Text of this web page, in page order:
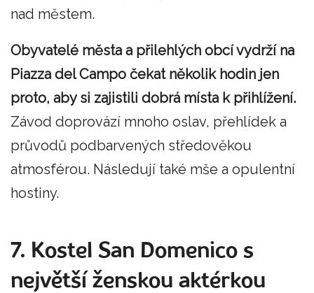
nad městem.
Obyvatelé města a přilehlých obcí vydrží na
Piazza del Campo čekat několik hodin jen
proto, aby si zajistili dobrá místa k přihlížení.
Závod doprovází mnoho oslav, přehlídek a
průvodů podbarvených středověkou
atmosférou. Následují také mše a opulentní
hostiny.
7. Kostel San Domenico s
největší ženskou aktérkou